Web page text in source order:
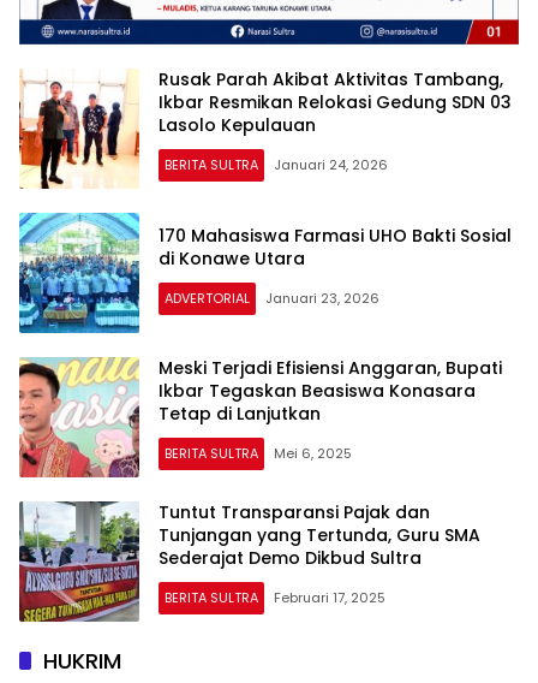
Rusak Parah Akibat Aktivitas Tambang,
Ikbar Resmikan Relokasi Gedung SDN 03
Lasolo Kepulauan
BERITA SULTRA Januari 24, 2026
170 Mahasiswa Farmasi UHO Bakti Sosial
di Konawe Utara
ADVERTORIAL Januari 23, 2026
Meski Terjadi Efisiensi Anggaran, Bupati
Ikbar Tegaskan Beasiswa Konasara
Tetap di Lanjutkan
BERITA SULTRA Mei 6, 2025
Tuntut Transparansi Pajak dan
Tunjangan yang Tertunda, Guru SMA
Sederajat Demo Dikbud Sultra
BERITA SULTRA Februari 17, 2025
HUKRIM